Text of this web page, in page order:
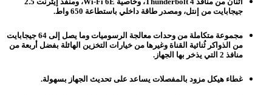
جيجابايت من إنتل، ومصدر طاقة داخلي باستطاعة 650 واط.
مجموعة متكاملة من وحدات معالجة الرسوميات وما يصل إلى 64 جيجابايت
من الذواكر ثُنائية القناة وغيرها من خيارات التخزين الهائلة بفضل أربعة من
منافذ 2 التي يذخر بها الجهاز.
غطاء هيكل مزود بالمفصلات يساعد على تحديث الجهاز بسهولة.